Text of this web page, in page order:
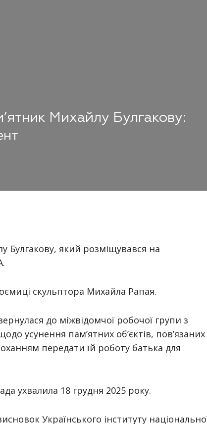
Михайлу Булгакову:
Булгакову, який розміщувався на
скульптора Михайла Рапая.
до міжвідомчої робочої групи з
усунення пам’ятних об’єктів, пов’язаних
передати їй роботу батька для
ухвалила 18 грудня 2025 року.
Українського інституту